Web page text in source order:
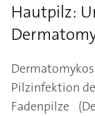
Hautpilz:
Pilzinfektion
Fadenpilze